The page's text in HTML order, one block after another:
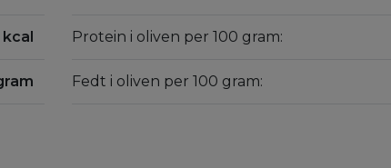
kcal Protein i oliven per 100 gram:
Fedt i oliven per 100 gram: